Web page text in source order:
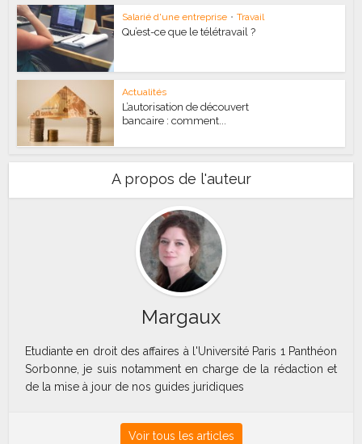
Salarié d'une entreprise • Travail
Qu’est-ce que le télétravail ?
Actualités
L’autorisation de découvert
bancaire : comment...
A propos de l'auteur
Margaux
Etudiante en droit des affaires à l'Université Paris 1 Panthéon
Sorbonne, je suis notamment en charge de la rédaction et
de la mise à jour de nos guides juridiques
Voir tous les articles